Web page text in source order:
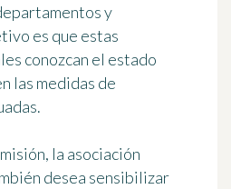
y
es que estas
conozcan el estado
las medidas de
la asociación
desea sensibilizar